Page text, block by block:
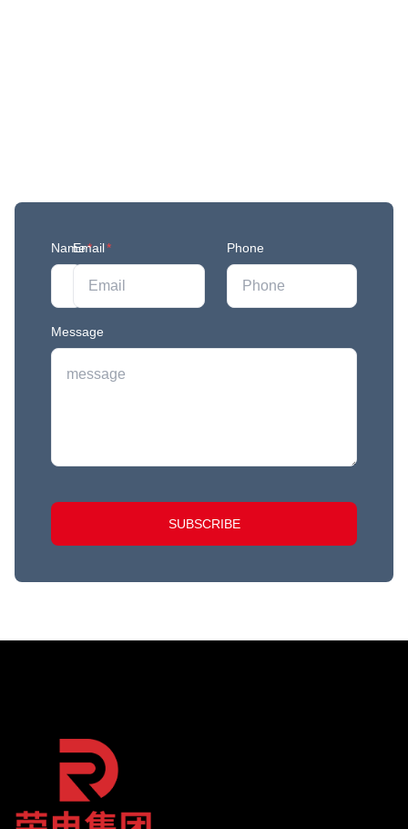
Name*
Email* Phone
Message
SUBSCRIBE